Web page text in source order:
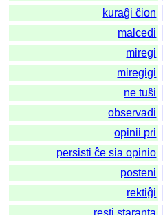
kuraĝi ĉion
malcedi
miregi
miregigi
ne tuŝi
observadi
opinii pri
persisti ĉe sia opinio
posteni
rektiĝi